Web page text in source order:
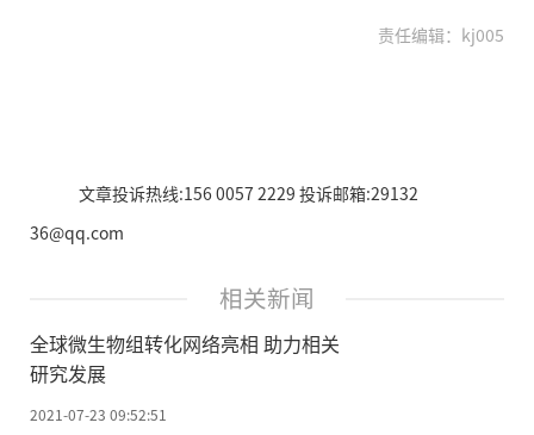
责任编辑：kj005
文章投诉热线:156 0057 2229 投诉邮箱:29132
36@qq.com
相关新闻
全球微生物组转化网络亮相 助力相关
研究发展
2021-07-23 09:52:51